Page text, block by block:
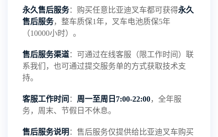
比能量为120Wh/kg，；而体积比能量为200Wh/L，
两种比能量都差不多是铅酸电池的3倍左右。从这也
···
磷酸铁锂电池介绍 NEW
永久售后服务：购买任意比亚迪叉车都可获得永久
售后服务，整车质保1年，叉车电池质保5年
（10000小时）。
售后服务渠道：可通过在线客服（限工作时间）联
系我们，也可通过提交服务单的方式获取技术支
持。
客服工作时间 ： 周一至周日7:00-22:00，全年服
务，周末、节假日不休息。
售后服务说明 ：售后服务仅提供给比亚迪叉车购买